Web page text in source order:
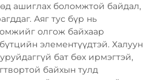
ашиглах боломжтой байдал,
Аяг тус бүр нь
олгож байхаар
элементүүдтэй. Халуун
бат бөх ирмэгтэй,
байхын тулд